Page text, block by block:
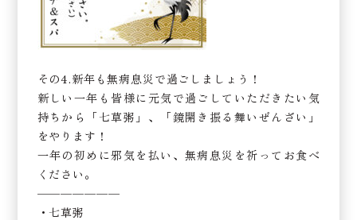
その4.新年も無病息災で過ごしましょう！
新しい一年も皆様に元気で過ごしていただきたい気
持ちから「七草粥」、「鏡開き振る舞いぜんざい」
をやります！
一年の初めに邪気を払い、無病息災を祈ってお食べ
ください。
———————
・七草粥